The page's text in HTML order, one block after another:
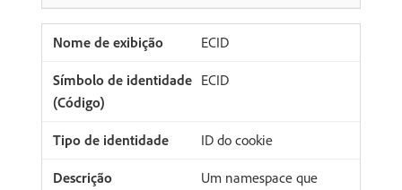
ECID
ECID
ID do cookie
Um namespace que